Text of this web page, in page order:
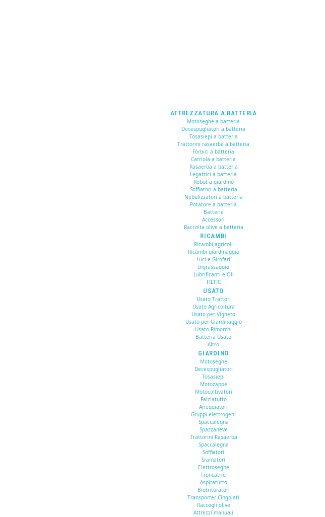
ATTREZZATURA A BATTERIA
Motoseghe a batteria
Decespugliatori a batteria
Tosasiepi a batteria
Trattorini rasaerba a batteria
Forbici a batteria
Carriola a batteria
Rasaerba a batteria
Legatrici a batteria
Robot a giardino
Soffiatori a batteria
Nebulizzatori a batteria
Potatore a batteria
Batterie
Accessori
Raccolta olive a batteria
RICAMBI
Ricambi agricoli
Ricambi giardinaggio
Luci e Girofari
Ingrassaggio
Lubrificanti e Oli
FILTRI
USATO
Usato Trattori
Usato Agricoltura
Usato per Vigneto
Usato per Giardinaggio
Usato Rimorchi
Batteria Usato
Altro
GIARDINO
Motoseghe
Decespugliatori
Tosasiepi
Motozappe
Motocoltivatori
Falciatutto
Arieggiatori
Gruppi elettrogeni
Spaccalegna
Spazzaneve
Trattorini Rasaerba
Spaccalegna
Soffiatori
Sramatori
Elettroseghe
Troncatrici
Aspiratutto
Biotrituratori
Transporter Cingolati
Raccogli olive
Attrezzi manuali